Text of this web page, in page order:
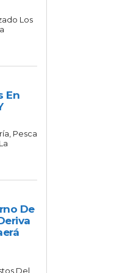
Los
En
Pesca
De
Del